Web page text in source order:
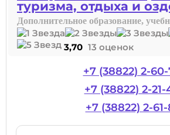
туризма, отдыха и
Дополнительное образование,
3,70 13 оценок
+7 (38822) 2-
+7 (38822) 2-21-
+7 (38822) 2-61-